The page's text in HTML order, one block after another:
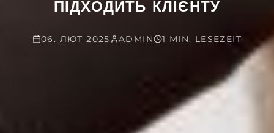
ПІДХОДИТЬ КЛІЄНТУ
06. ЛЮТ 2025 ADMIN 1 MIN. LESEZEIT